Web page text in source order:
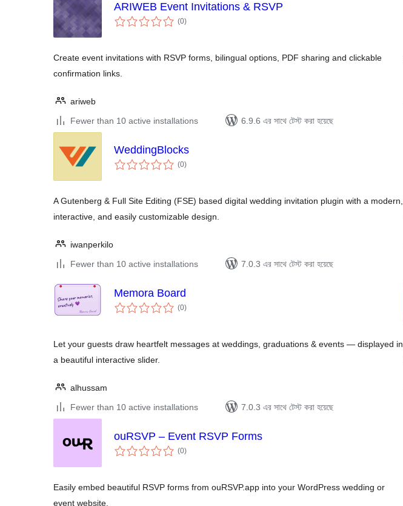
ARIWEB Event Invitations & RSVP
(0total
ratings
)
Create event invitations with RSVP forms, bilingual options, PDF sharing and clickable
confirmation links.
ariweb
Fewer than 10 active installations
6.9.6 এর সাথে টেস্ট করা হয়েছে
WeddingBlocks
(0total
ratings
)
A Gutenberg & Full Site Editing (FSE) based digital wedding invitation plugin with a modern,
interactive, and easily customizable design.
iwanperkilo
Fewer than 10 active installations
7.0.3 এর সাথে টেস্ট করা হয়েছে
Memora Board
(0total
ratings
)
Let your guests draw heartfelt messages at weddings, graduations & events — displayed in
a beautiful interactive slider.
alhussam
Fewer than 10 active installations
7.0.3 এর সাথে টেস্ট করা হয়েছে
ouRSVP – Event RSVP Forms
(0total
ratings
)
Easily embed beautiful RSVP forms from ouRSVP.app into your WordPress wedding or
event website.